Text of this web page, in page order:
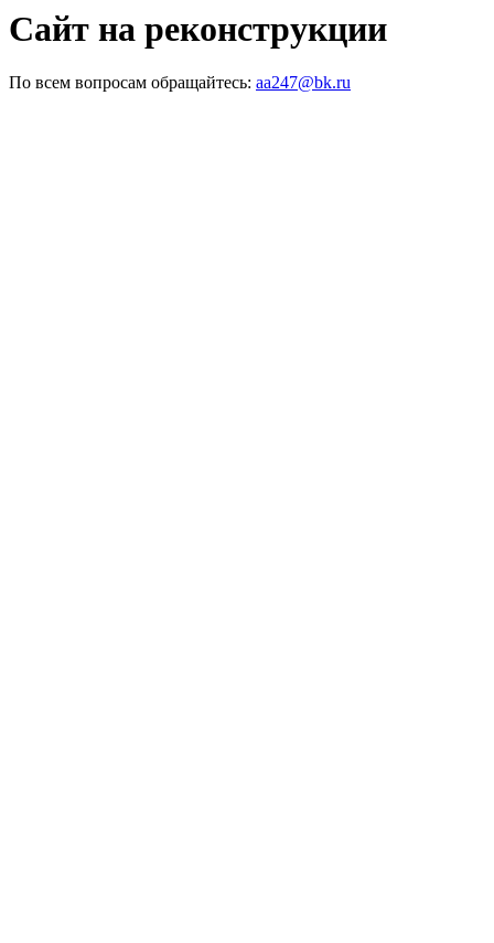
Сайт на реконструкции
По всем вопросам обращайтесь: aa247@bk.ru